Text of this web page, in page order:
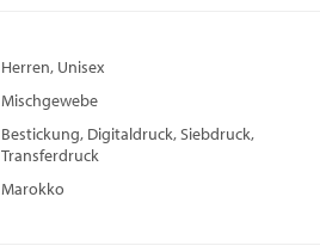
Herren, Unisex
Mischgewebe
Bestickung, Digitaldruck, Siebdruck,
Transferdruck
Marokko